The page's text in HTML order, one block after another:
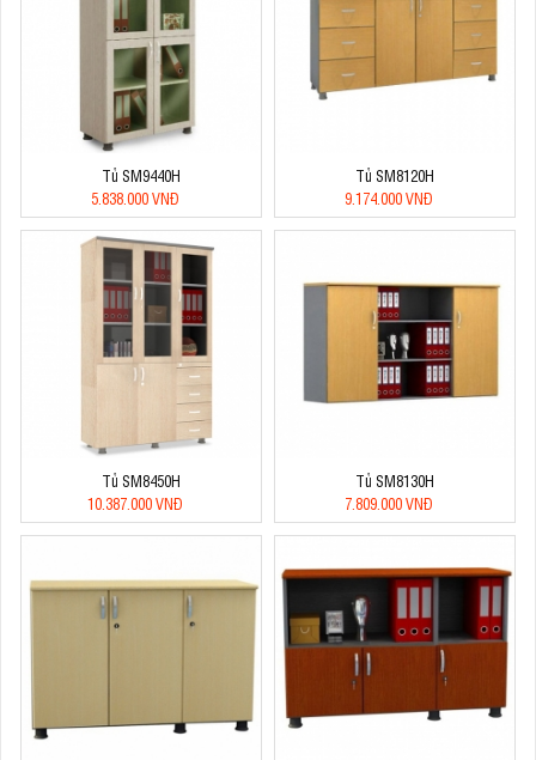
Tủ SM9440H
5.838.000 VNĐ
Tủ SM8120H
9.174.000 VNĐ
Tủ SM8450H
10.387.000 VNĐ
Tủ SM8130H
7.809.000 VNĐ